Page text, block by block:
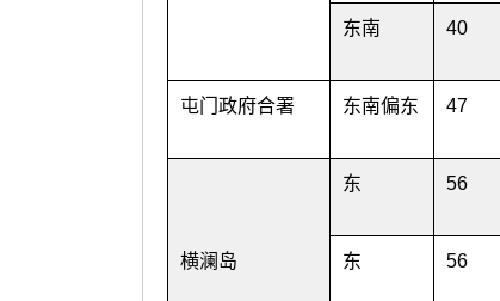
东南
40
屯门政府合署 东南偏东 47
横澜岛
东 56
东 56